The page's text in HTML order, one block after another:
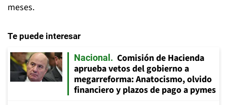
meses.
Te puede interesar
Nacional
Comisión de Hacienda
aprueba vetos del gobierno a
megarreforma: Anatocismo, olvido
financiero y plazos de pago a pymes